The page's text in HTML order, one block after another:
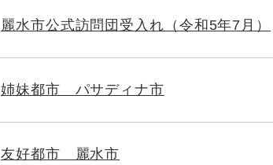
麗水市公式訪問団受入れ（令和5年7月）
姉妹都市 パサディナ市
友好都市 麗水市